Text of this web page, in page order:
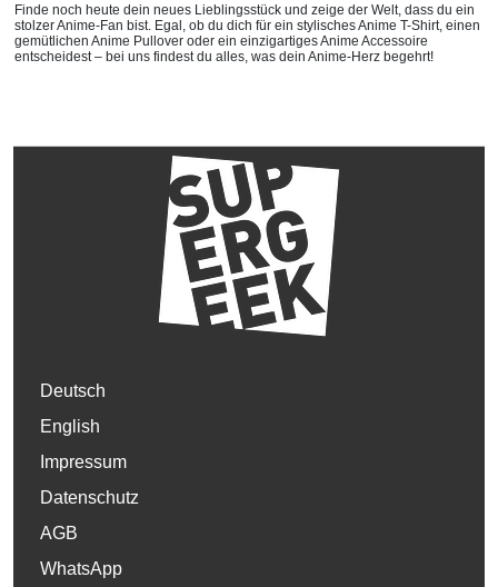
Finde noch heute dein neues Lieblingsstück und zeige der Welt, dass du ein
stolzer Anime-Fan bist. Egal, ob du dich für ein stylisches Anime T-Shirt, einen
gemütlichen Anime Pullover oder ein einzigartiges Anime Accessoire
entscheidest – bei uns findest du alles, was dein Anime-Herz begehrt!
Deutsch
English
Impressum
Datenschutz
AGB
WhatsApp